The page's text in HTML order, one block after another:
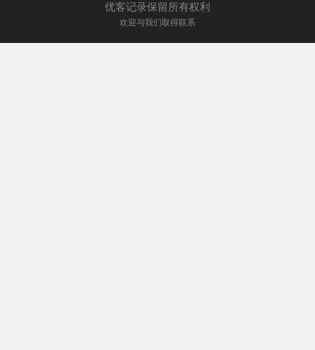
优客记录保留所有权利
欢迎与我们取得联系